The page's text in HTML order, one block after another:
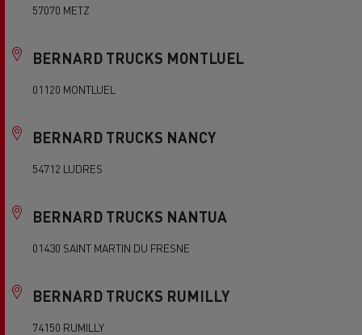
57070 METZ
BERNARD TRUCKS MONTLUEL
01120 MONTLUEL
BERNARD TRUCKS NANCY
54712 LUDRES
BERNARD TRUCKS NANTUA
01430 SAINT MARTIN DU FRESNE
BERNARD TRUCKS RUMILLY
74150 RUMILLY